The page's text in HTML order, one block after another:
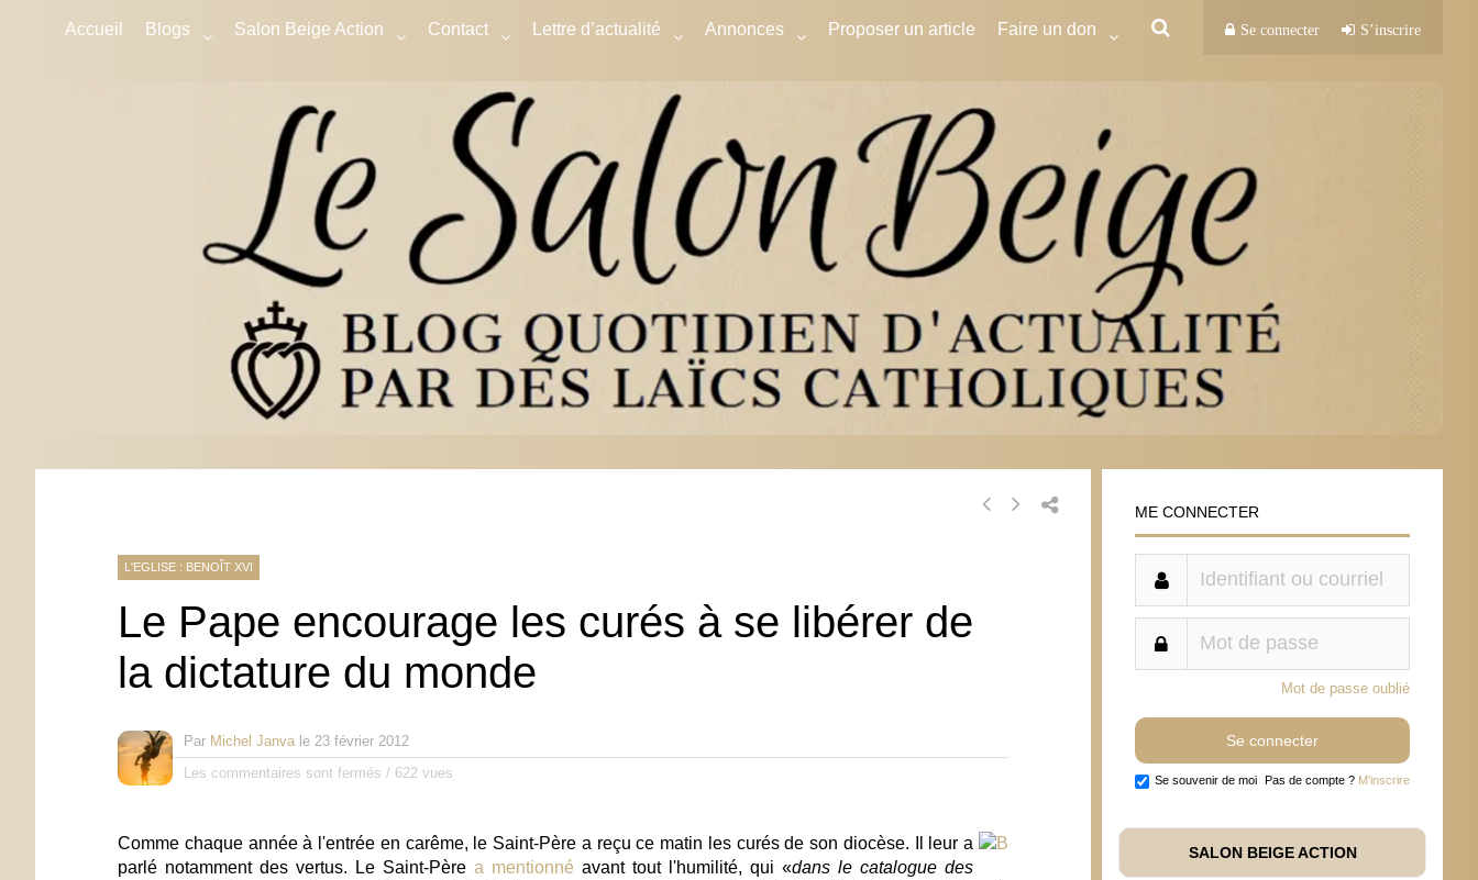
Accueil Blogs Salon Beige Action Contact Lettre d’actualité Annonces Proposer un article Faire un don Se connecter S’inscrire
L'EGLISE : BENOÎT XVI
Le Pape encourage les curés à se libérer de
la dictature du monde
Par Michel Janva le 23 février 2012
Les commentaires sont fermés / 622 vues
Comme chaque année à l'entrée en carême, le Saint-Père a reçu ce matin les curés de son diocèse. Il leur a
parlé notamment des vertus. Le Saint-Père a mentionné avant tout l'humilité, qui «dans le catalogue des
ME CONNECTER
Mot de passe oublié
Se souvenir de moi Pas de compte ? M'inscrire
SALON BEIGE ACTION